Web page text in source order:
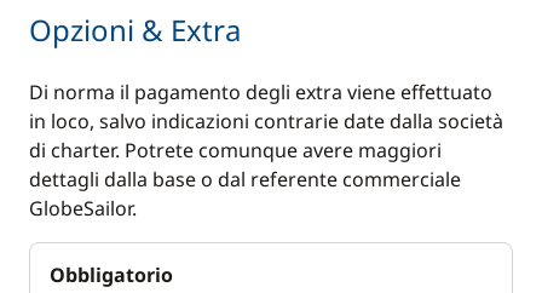
Opzioni & Extra
Di norma il pagamento degli extra viene effettuato
in loco, salvo indicazioni contrarie date dalla società
di charter. Potrete comunque avere maggiori
dettagli dalla base o dal referente commerciale
GlobeSailor.
Obbligatorio